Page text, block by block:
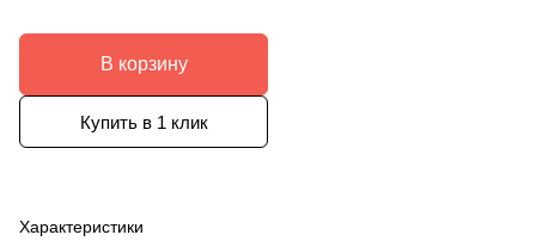
В корзину
Купить в 1 клик
Характеристики